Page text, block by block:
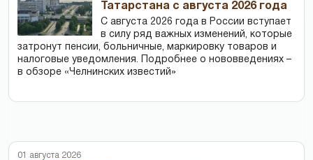
Татарстана с августа 2026 года
С августа 2026 года в России вступает
в силу ряд важных изменений, которые
затронут пенсии, больничные, маркировку товаров и
налоговые уведомления. Подробнее о нововведениях –
в обзоре «Челнинских известий»
01 августа 2026